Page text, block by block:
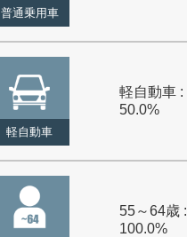
普通乗用車
軽自動車
軽自動車 :
50.0%
55～64歳 :
100.0%